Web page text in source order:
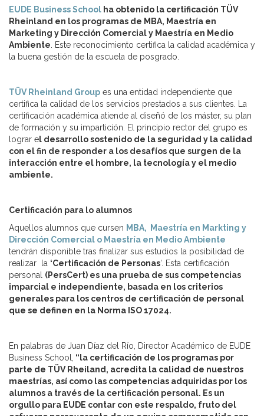
EUDE Business School ha obtenido la certificación TÜV
Rheinland en los programas de MBA, Maestría en
Marketing y Dirección Comercial y Maestría en Medio
Ambiente . Este reconocimiento certifica la calidad académica y
la buena gestión de la escuela de posgrado.
TÜV Rheinland Group es una entidad independiente que
certifica la calidad de los servicios prestados a sus clientes. La
certificación académica atiende al diseñó de los máster, su plan
de formación y su impartición. El principio rector del grupo es
lograr el desarrollo sostenido de la seguridad y la calidad
con el fin de responder a los desafíos que surgen de la
interacción entre el hombre, la tecnología y el medio
ambiente.
Certificación para lo alumnos
Aquellos alumnos que cursen MBA, Maestría en Markting y
Dirección Comercial o Maestría en Medio Ambiente
tendrán disponible tras finalizar sus estudios la posibilidad de
realizar la ‘Certificación de Personas‘. Esta certificación
personal (PersCert) es una prueba de sus competencias
imparcial e independiente, basada en los criterios
generales para los centros de certificación de personal
que se definen en la Norma ISO 17024.
En palabras de Juan Díaz del Río, Director Académico de EUDE
Business School,
“la certificación de los programas por
parte de TÜV Rheiland, acredita la calidad de nuestros
maestrías, así como las competencias adquiridas por los
alumnos a través de la certificación personal. Es un
orgullo para EUDE contar con este respaldo, fruto del